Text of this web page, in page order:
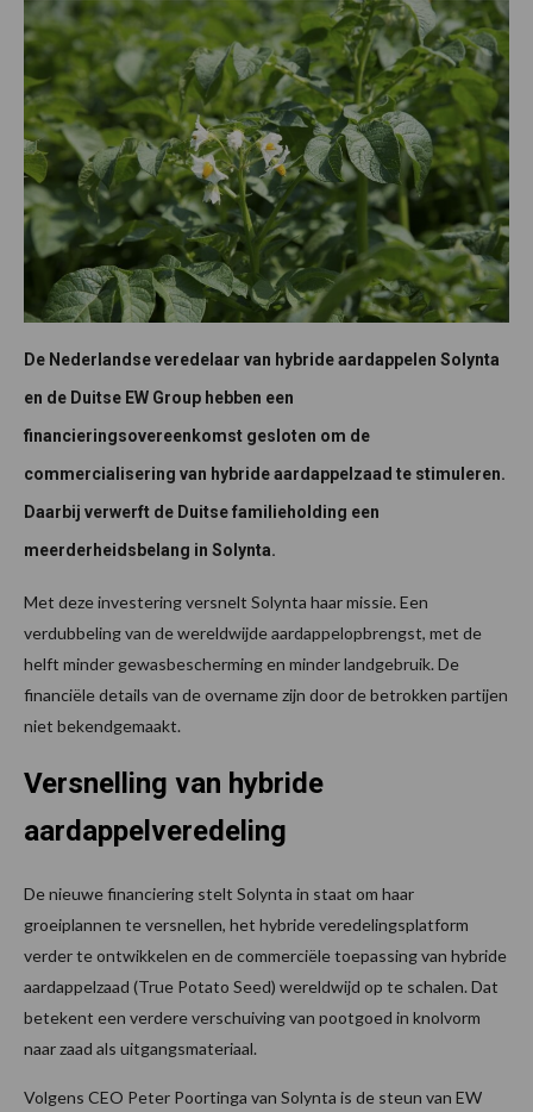
De Nederlandse veredelaar van hybride aardappelen Solynta
en de Duitse EW Group hebben een
financieringsovereenkomst gesloten om de
commercialisering van hybride aardappelzaad te stimuleren.
Daarbij verwerft de Duitse familieholding een
meerderheidsbelang in Solynta.
Met deze investering versnelt Solynta haar missie. Een
verdubbeling van de wereldwijde aardappelopbrengst, met de
helft minder gewasbescherming en minder landgebruik. De
financiële details van de overname zijn door de betrokken partijen
niet bekendgemaakt.
Versnelling van hybride
aardappelveredeling
De nieuwe financiering stelt Solynta in staat om haar
groeiplannen te versnellen, het hybride veredelingsplatform
verder te ontwikkelen en de commerciële toepassing van hybride
aardappelzaad (True Potato Seed) wereldwijd op te schalen. Dat
betekent een verdere verschuiving van pootgoed in knolvorm
naar zaad als uitgangsmateriaal.
Volgens CEO Peter Poortinga van Solynta is de steun van EW